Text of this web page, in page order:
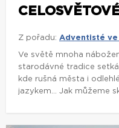
Z pořadu: Adventisté
Ve světě mnoha
starodávné tradice
kde rušná města i
jazykem... Jak můžeme